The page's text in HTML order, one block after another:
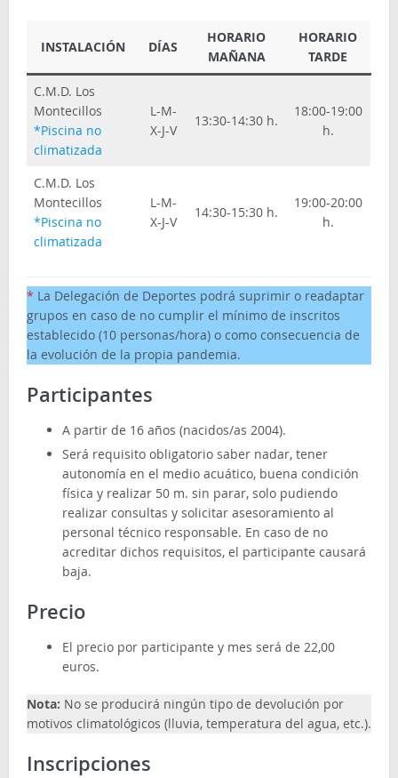
INSTALACIÓN DÍAS
HORARIO
MAÑANA
HORARIO
TARDE
C.M.D. Los
Montecillos
*Piscina no
climatizada
L-M-
X-J-V
13:30-14:30 h.
18:00-19:00
h.
C.M.D. Los
Montecillos
*Piscina no
climatizada
L-M-
X-J-V
14:30-15:30 h.
19:00-20:00
h.
* La Delegación de Deportes podrá suprimir o readaptar
grupos en caso de no cumplir el mínimo de inscritos
establecido (10 personas/hora) o como consecuencia de
la evolución de la propia pandemia.
Participantes
A partir de 16 años (nacidos/as 2004).
Será requisito obligatorio saber nadar, tener
autonomía en el medio acuático, buena condición
física y realizar 50 m. sin parar, solo pudiendo
realizar consultas y solicitar asesoramiento al
personal técnico responsable. En caso de no
acreditar dichos requisitos, el participante causará
baja.
Precio
El precio por participante y mes será de 22,00
euros.
Nota: No se producirá ningún tipo de devolución por
motivos climatológicos (lluvia, temperatura del agua, etc.).
Inscripciones